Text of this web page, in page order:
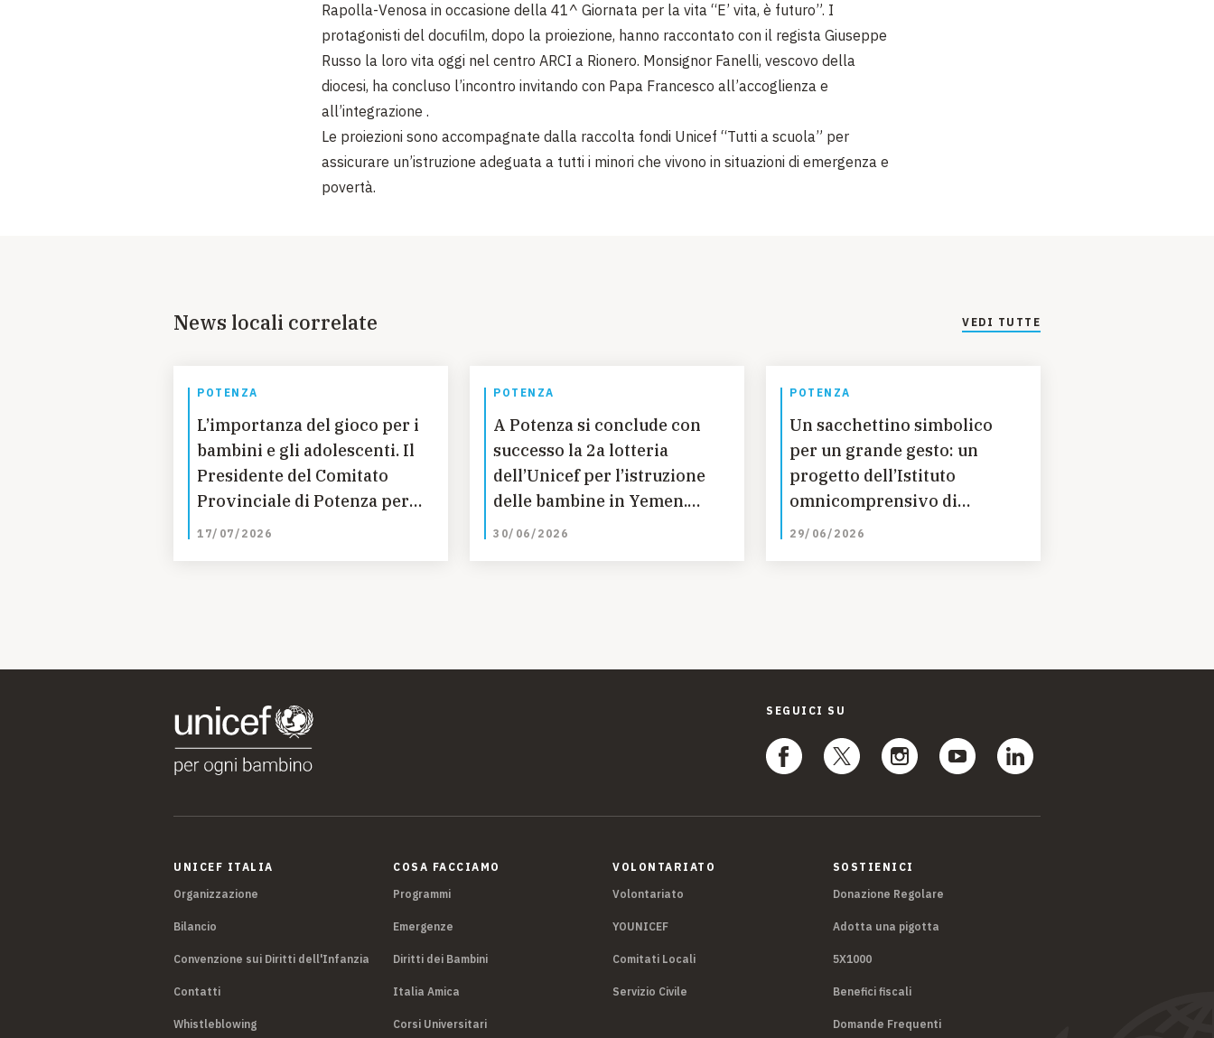
Rapolla-Venosa in occasione della 41^ Giornata per la vita “E’ vita, è futuro”. I
protagonisti del docufilm, dopo la proiezione, hanno raccontato con il regista Giuseppe
Russo la loro vita oggi nel centro ARCI a Rionero. Monsignor Fanelli, vescovo della
diocesi, ha concluso l’incontro invitando con Papa Francesco all’accoglienza e
all’integrazione .
Le proiezioni sono accompagnate dalla raccolta fondi Unicef “Tutti a scuola” per
assicurare un’istruzione adeguata a tutti i minori che vivono in situazioni di emergenza e
povertà.
News locali correlate VEDI TUTTE
POTENZA
L’importanza del gioco per i
bambini e gli adolescenti. Il
Presidente del Comitato
Provinciale di Potenza per
l’UNICEF ne parla all’Open
17/07/2026
POTENZA
A Potenza si conclude con
successo la 2a lotteria
dell’Unicef per l’istruzione
delle bambine in Yemen.
Estratti i biglietti vincenti.
30/06/2026
POTENZA
Un sacchettino simbolico
per un grande gesto: un
progetto dell’Istituto
omnicomprensivo di
Marsicovetere (PZ) per
29/06/2026
SEGUICI SU
UNICEF ITALIA
Organizzazione
Bilancio
Convenzione sui Diritti dell'Infanzia
Contatti
Whistleblowing
COSA FACCIAMO
Programmi
Emergenze
Diritti dei Bambini
Italia Amica
Corsi Universitari
VOLONTARIATO
Volontariato
YOUNICEF
Comitati Locali
Servizio Civile
SOSTIENICI
Donazione Regolare
Adotta una pigotta
5X1000
Benefici fiscali
Domande Frequenti